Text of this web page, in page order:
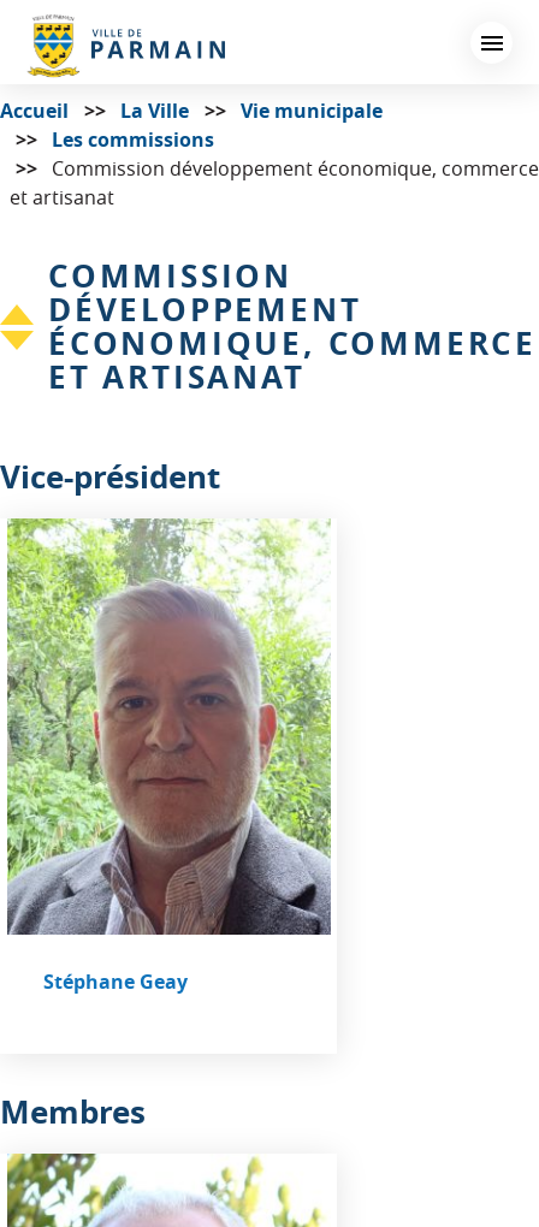
principal
Accueil La Ville
Vie municipale
Les commissions
Commission développement économique, commerce
et artisanat
COMMISSION
DÉVELOPPEMENT
ÉCONOMIQUE, COMMERCE
ET ARTISANAT
Vice-président
Stéphane Geay
Membres